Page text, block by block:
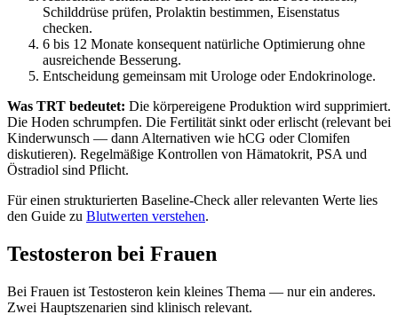
Schilddrüse prüfen, Prolaktin bestimmen, Eisenstatus
checken.
6 bis 12 Monate konsequent natürliche Optimierung ohne
ausreichende Besserung.
Entscheidung gemeinsam mit Urologe oder Endokrinologe.
Was TRT bedeutet: Die körpereigene Produktion wird supprimiert.
Die Hoden schrumpfen. Die Fertilität sinkt oder erlischt (relevant bei
Kinderwunsch — dann Alternativen wie hCG oder Clomifen
diskutieren). Regelmäßige Kontrollen von Hämatokrit, PSA und
Östradiol sind Pflicht.
Für einen strukturierten Baseline-Check aller relevanten Werte lies
den Guide zu Blutwerten verstehen.
Testosteron bei Frauen
Bei Frauen ist Testosteron kein kleines Thema — nur ein anderes.
Zwei Hauptszenarien sind klinisch relevant.